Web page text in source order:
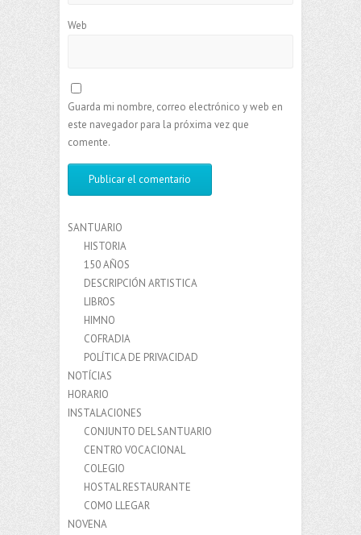
Web
Guarda mi nombre, correo electrónico y web en
este navegador para la próxima vez que
comente.
SANTUARIO
HISTORIA
150 AÑOS
DESCRIPCIÓN ARTISTICA
LIBROS
HIMNO
COFRADIA
POLÍTICA DE PRIVACIDAD
NOTÍCIAS
HORARIO
INSTALACIONES
CONJUNTO DEL SANTUARIO
CENTRO VOCACIONAL
COLEGIO
HOSTAL RESTAURANTE
COMO LLEGAR
NOVENA